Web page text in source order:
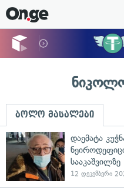
ბოლო მასალები
დაემატა
სააკაშვილზე
12 დეკემბერი